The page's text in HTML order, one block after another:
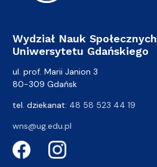
Wydział Nauk Społecznych
Uniwersytetu Gdańskiego
ul. prof. Marii Janion 3
80-309 Gdańsk
tel. dziekanat: 48 58 523 44 19
wns@ug.edu.pl